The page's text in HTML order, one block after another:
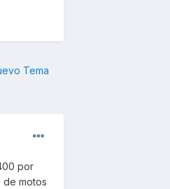
Tema
por
de motos